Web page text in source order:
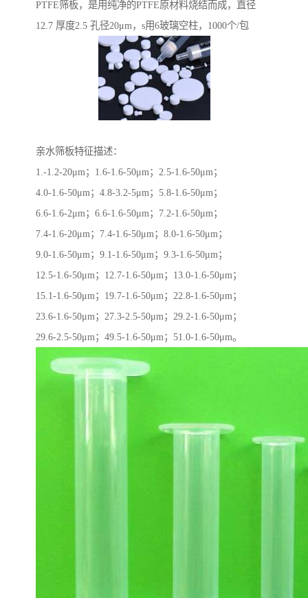
PTFE筛板，是用纯净的PTFE原材料烧结而成，直径
12.7 厚度2.5 孔径20μm，s用6玻璃空柱，1000个/包
亲水筛板特征描述：
1.-1.2-20μm；1.6-1.6-50μm；2.5-1.6-50μm；
4.0-1.6-50μm；4.8-3.2-5μm；5.8-1.6-50μm；
6.6-1.6-2μm；6.6-1.6-50μm；7.2-1.6-50μm；
7.4-1.6-20μm；7.4-1.6-50μm；8.0-1.6-50μm；
9.0-1.6-50μm；9.1-1.6-50μm；9.3-1.6-50μm；
12.5-1.6-50μm；12.7-1.6-50μm；13.0-1.6-50μm；
15.1-1.6-50μm；19.7-1.6-50μm；22.8-1.6-50μm；
23.6-1.6-50μm；27.3-2.5-50μm；29.2-1.6-50μm；
29.6-2.5-50μm；49.5-1.6-50μm；51.0-1.6-50μm。